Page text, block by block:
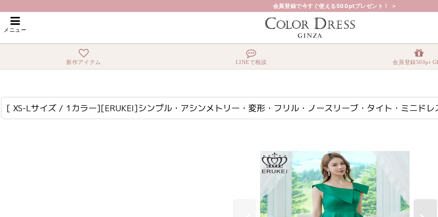
会員登録で今すぐ使える500ptプレゼント！ ＞
メニュー
新作アイテム LINEで相談 会員登録500pt
ホーム > ミニ・ショート > [ XS-Lサイズ / 1カラー][ERUKEI]シンプル・アシンメトリー・変形・フリル・ノースリーブ・タイト・ミニドレス・ワンピース[送料無
[ XS-Lサイズ / 1カラー][ERUKEI]シンプル・アシンメトリー・変形・フリル・ノースリーブ・タイト・ミニド